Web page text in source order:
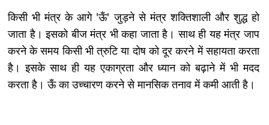
किसी भी मंत्र के आगे 'ऊँ' जुड़ने से मंत्र शक्तिशाली और शुद्ध हो
जाता है। इसको बीज मंत्र भी कहा जाता है। साथ ही यह मंत्र जाप
करने के समय किसी भी त्रुटि या दोष को दूर करने में सहायता करता
है। इसके साथ ही यह एकाग्रता और ध्यान को बढ़ाने में भी मदद
करता है। ऊँ का उच्चारण करने से मानसिक तनाव में कमी आती है।